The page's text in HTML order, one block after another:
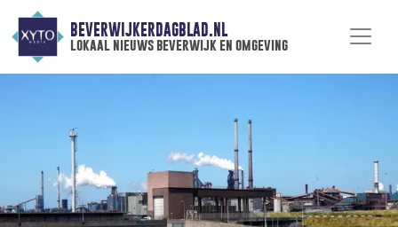
BEVERWIJKERDAGBLAD.NL
lokaal nieuws beverwijk en omgeving